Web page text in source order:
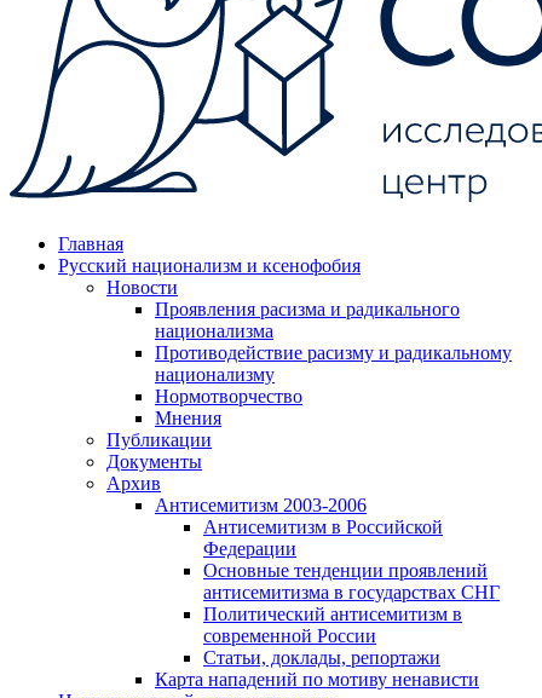
Главная
Русский национализм и ксенофобия
Новости
Проявления расизма и радикального
национализма
Противодействие расизму и радикальному
национализму
Нормотворчество
Мнения
Публикации
Документы
Архив
Антисемитизм 2003-2006
Антисемитизм в Российской
Федерации
Основные тенденции проявлений
антисемитизма в государствах СНГ
Политический антисемитизм в
современной России
Статьи, доклады, репортажи
Карта нападений по мотиву ненависти